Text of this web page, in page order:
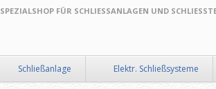
SPEZIALSHOP FÜR SCHLIESSANLAGEN UND
Schließanlage Elektr. Schließsysteme